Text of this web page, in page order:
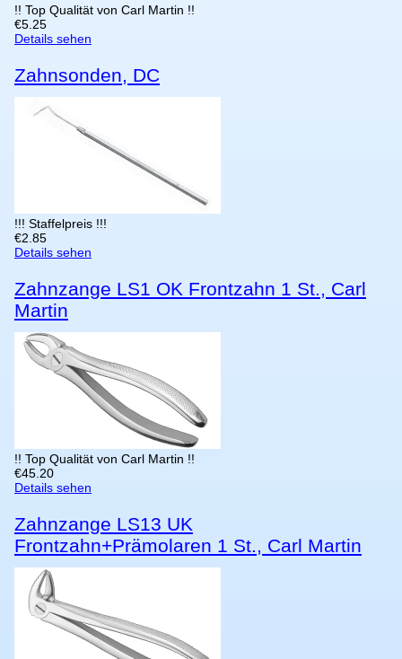
!! Top Qualität von Carl Martin !!
€5.25
Details sehen
Zahnsonden, DC
!!! Staffelpreis !!!
€2.85
Details sehen
Zahnzange LS1 OK Frontzahn 1 St., Carl
Martin
!! Top Qualität von Carl Martin !!
€45.20
Details sehen
Zahnzange LS13 UK
Frontzahn+Prämolaren 1 St., Carl Martin